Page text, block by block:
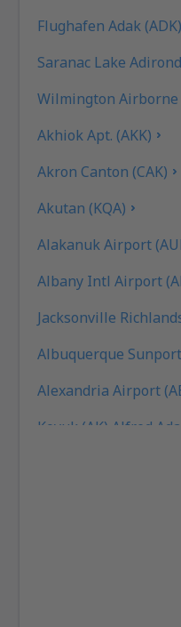
Flughafen Adak (ADK)
Saranac Lake
Wilmington
Akhiok Apt. (AKK)
Akron Canton (CAK)
Akutan (KQA)
Alakanuk Airport
Albany Intl Airport
Jacksonville
Albuquerque
Alexandria Airport
Koyuk (AK) Alfred